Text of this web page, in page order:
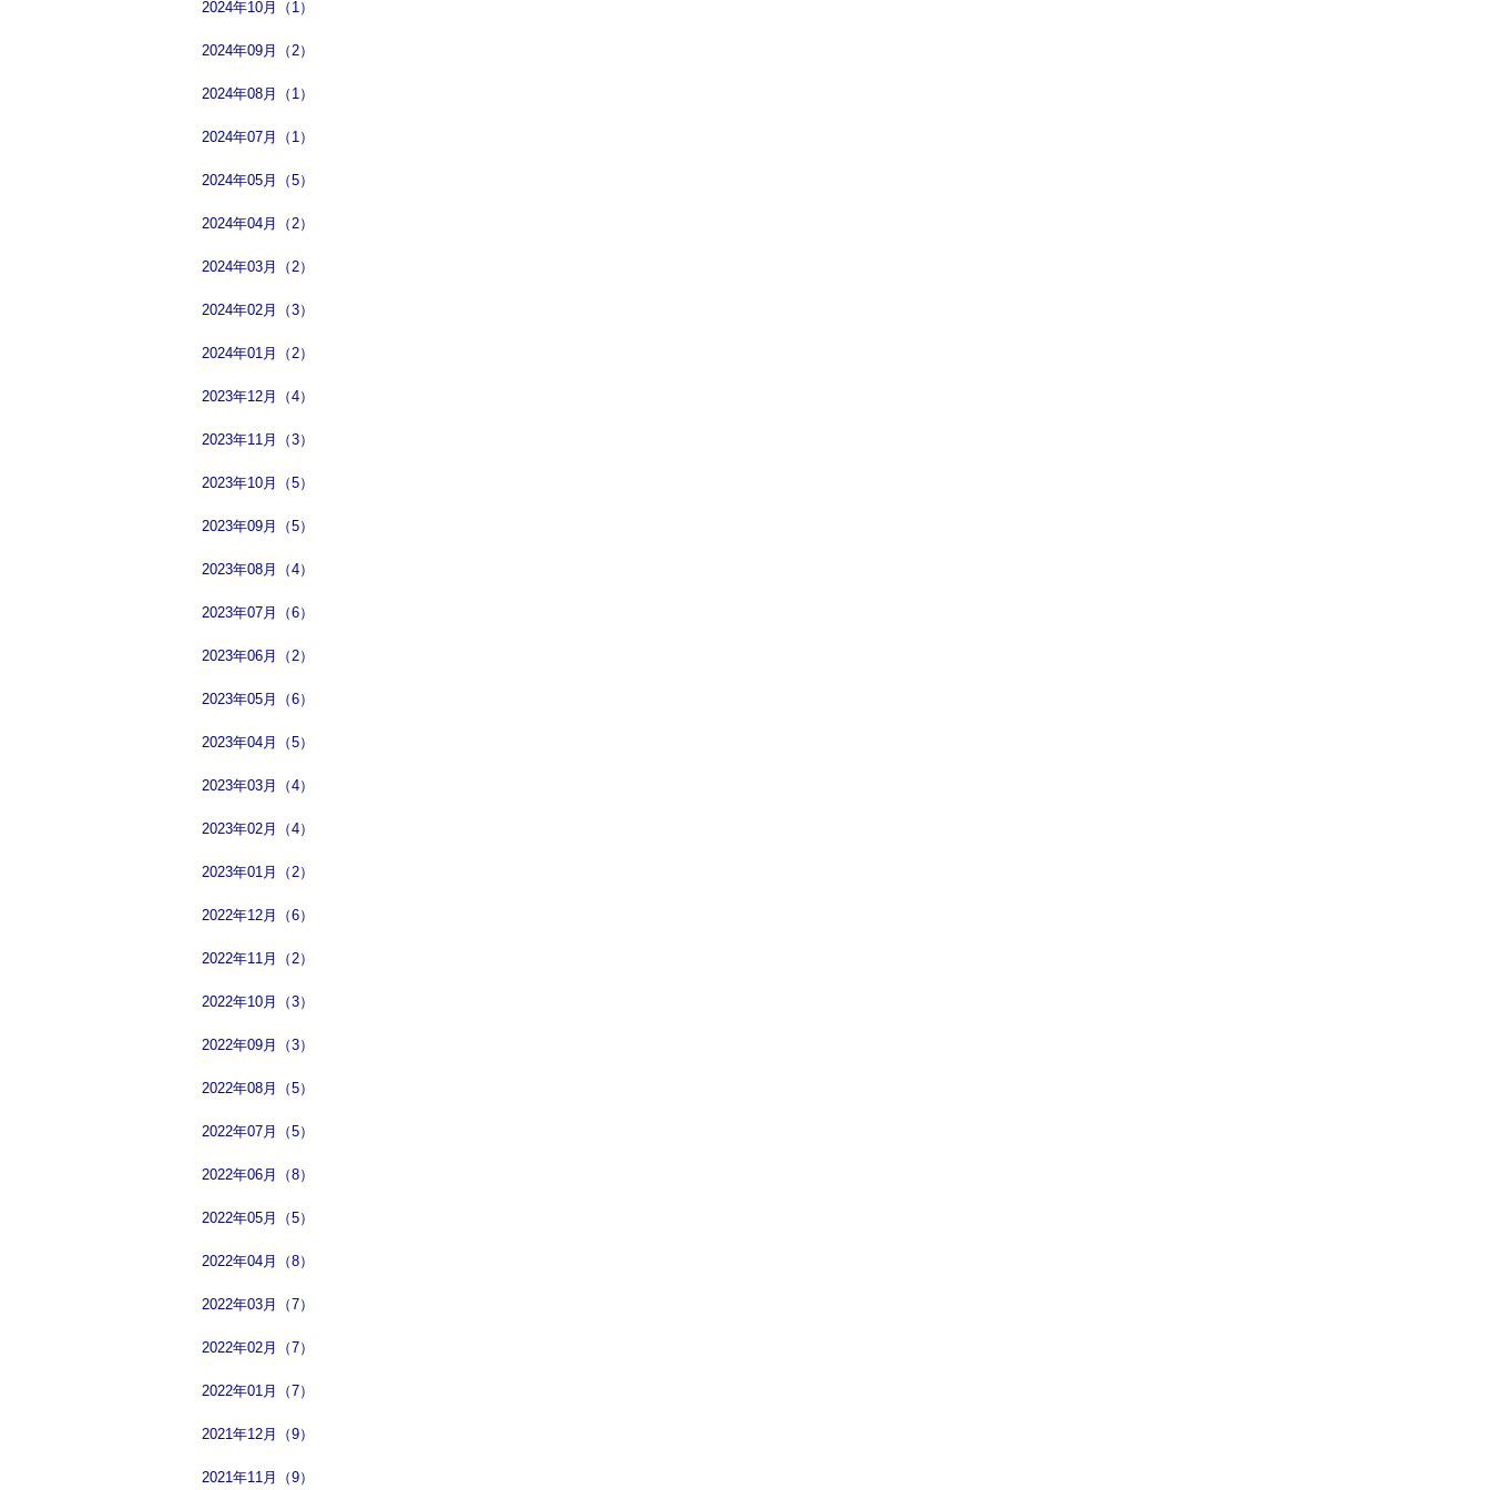
2024年10月（1）
2024年09月（2）
2024年08月（1）
2024年07月（1）
2024年05月（5）
2024年04月（2）
2024年03月（2）
2024年02月（3）
2024年01月（2）
2023年12月（4）
2023年11月（3）
2023年10月（5）
2023年09月（5）
2023年08月（4）
2023年07月（6）
2023年06月（2）
2023年05月（6）
2023年04月（5）
2023年03月（4）
2023年02月（4）
2023年01月（2）
2022年12月（6）
2022年11月（2）
2022年10月（3）
2022年09月（3）
2022年08月（5）
2022年07月（5）
2022年06月（8）
2022年05月（5）
2022年04月（8）
2022年03月（7）
2022年02月（7）
2022年01月（7）
2021年12月（9）
2021年11月（9）